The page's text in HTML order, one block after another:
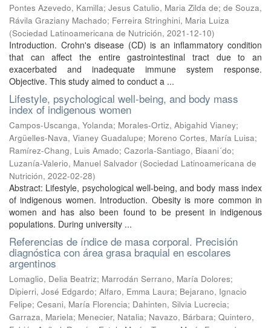
Pontes Azevedo, Kamilla; Jesus Catulio, Maria Zilda de; de Souza,
Rávila Graziany Machado; Ferreira Stringhini, Maria Luiza
(Sociedad Latinoamericana de Nutrición, 2021-12-10)
Introduction. Crohn's disease (CD) is an inflammatory condition
that can affect the entire gastrointestinal tract due to an
exacerbated and inadequate immune system response.
Objective. This study aimed to conduct a ...
Lifestyle, psychological well-being, and body mass
index of indigenous women
Campos-Uscanga, Yolanda; Morales-Ortiz, Abigahid Vianey;
Argüelles-Nava, Vianey Guadalupe; Moreno Cortes, María Luisa;
Ramírez-Chang, Luis Amado; Cazorla-Santiago, Biaani´do;
Luzanía-Valerio, Manuel Salvador (Sociedad Latinoamericana de
Nutrición, 2022-02-28)
Abstract: Lifestyle, psychological well-being, and body mass index
of indigenous women. Introduction. Obesity is more common in
women and has also been found to be present in indigenous
populations. During university ...
Referencias de índice de masa corporal. Precisión
diagnóstica con área grasa braquial en escolares
argentinos
Lomaglio, Delia Beatriz; Marrodán Serrano, María Dolores;
Dipierri, José Edgardo; Alfaro, Emma Laura; Bejarano, Ignacio
Felipe; Cesani, María Florencia; Dahinten, Silvia Lucrecia;
Garraza, Mariela; Menecier, Natalia; Navazo, Bárbara; Quintero,